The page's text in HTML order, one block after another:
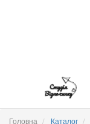
Головна Каталог